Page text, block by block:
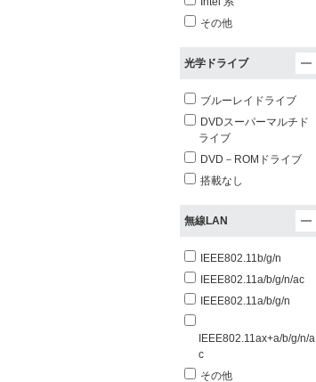
その他
光学ドライブ
ブルーレイドライブ
DVDスーパーマルチド
ライブ
DVD－ROMドライブ
搭載なし
無線LAN
IEEE802.11b/g/n
IEEE802.11a/b/g/n/ac
IEEE802.11a/b/g/n
IEEE802.11ax+a/b/g/n/a
c
その他